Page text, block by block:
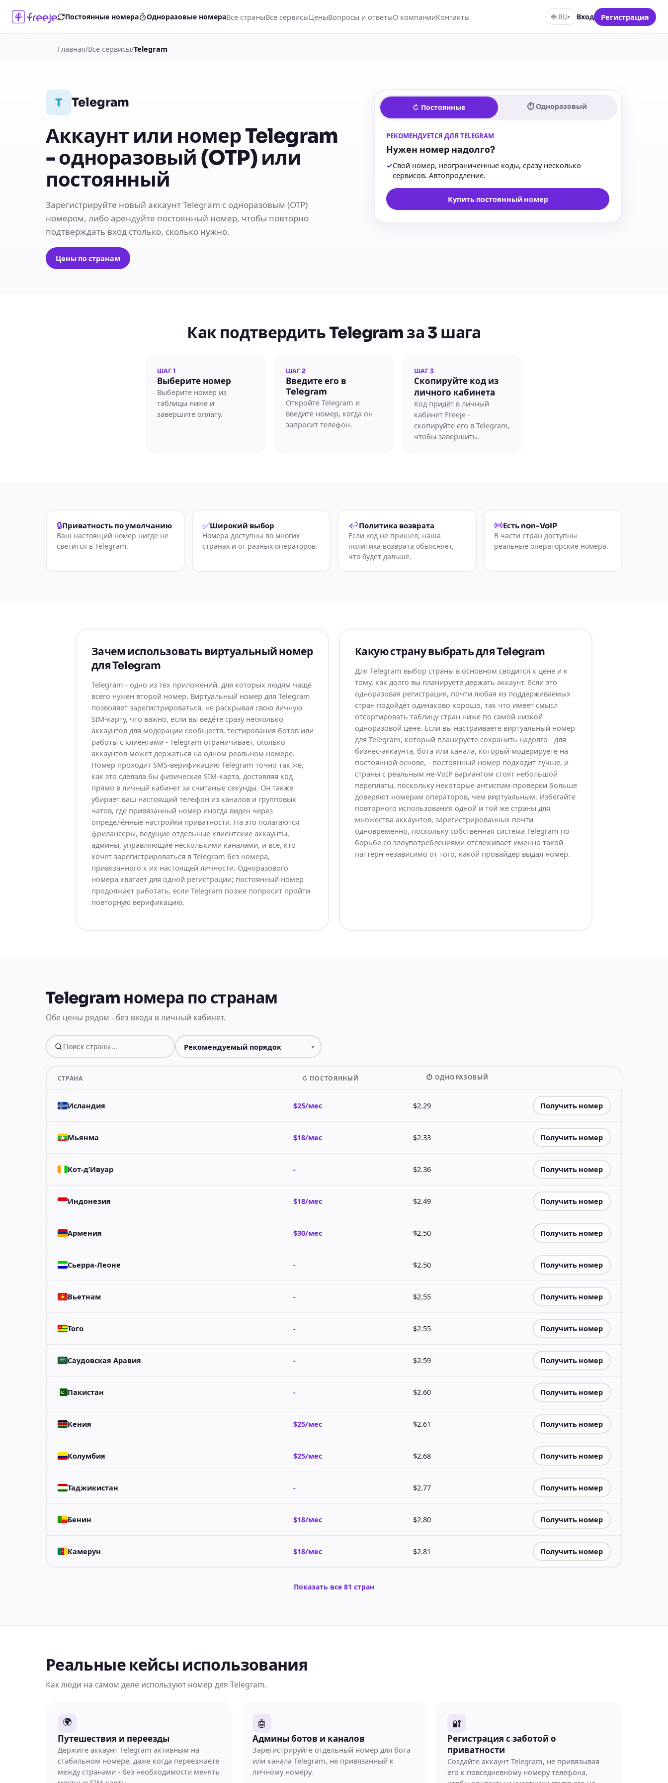
Постоянные номера Одноразовые номераВсе страныВсе сервисыЦеныВопросы и ответыО компанииКонтакты 🌐 RU▾ Вход Регистрация
Главная/Все сервисы/Telegram
T Telegram
Аккаунт или номер Telegram
- одноразовый (OTP) или
постоянный
Зарегистрируйте новый аккаунт Telegram с одноразовым (OTP)
номером, либо арендуйте постоянный номер, чтобы повторно
подтверждать вход столько, сколько нужно.
Цены по странам
↻ Постоянные ⏱ Одноразовый
РЕКОМЕНДУЕТСЯ ДЛЯ TELEGRAM
Нужен номер надолго?
✓Свой номер, неограниченные коды, сразу несколько
сервисов. Автопродление.
Купить постоянный номер
Как подтвердить Telegram за 3 шага
ШАГ 1
Выберите номер
Выберите номер из
таблицы ниже и
завершите оплату.
ШАГ 2
Введите его в
Telegram
Откройте Telegram и
введите номер, когда он
запросит телефон.
ШАГ 3
Скопируйте код из
личного кабинета
Код придёт в личный
кабинет Freeje -
скопируйте его в Telegram,
чтобы завершить.
🔒Приватность по умолчанию
Ваш настоящий номер нигде не
светится в Telegram.
✅Широкий выбор
Номера доступны во многих
странах и от разных операторов.
↩Политика возврата
Если код не пришёл, наша
политика возврата объясняет,
что будет дальше.
Есть non-VoIP
В части стран доступны
реальные операторские номера.
Зачем использовать виртуальный номер
для Telegram
Telegram - одно из тех приложений, для которых людям чаще
всего нужен второй номер. Виртуальный номер для Telegram
позволяет зарегистрироваться, не раскрывая свою личную
SIM-карту, что важно, если вы ведёте сразу несколько
аккаунтов для модерации сообществ, тестирования ботов или
работы с клиентами - Telegram ограничивает, сколько
аккаунтов может держаться на одном реальном номере.
Номер проходит SMS-верификацию Telegram точно так же,
как это сделала бы физическая SIM-карта, доставляя код
прямо в личный кабинет за считаные секунды. Он также
убирает ваш настоящий телефон из каналов и групповых
чатов, где привязанный номер иногда виден через
определённые настройки приватности. На это полагаются
фрилансеры, ведущие отдельные клиентские аккаунты,
админы, управляющие несколькими каналами, и все, кто
хочет зарегистрироваться в Telegram без номера,
привязанного к их настоящей личности. Одноразового
номера хватает для одной регистрации; постоянный номер
продолжает работать, если Telegram позже попросит пройти
повторную верификацию.
Какую страну выбрать для Telegram
Для Telegram выбор страны в основном сводится к цене и к
тому, как долго вы планируете держать аккаунт. Если это
одноразовая регистрация, почти любая из поддерживаемых
стран подойдёт одинаково хорошо, так что имеет смысл
отсортировать таблицу стран ниже по самой низкой
одноразовой цене. Если вы настраиваете виртуальный номер
для Telegram, который планируете сохранить надолго - для
бизнес-аккаунта, бота или канала, который модерируете на
постоянной основе, - постоянный номер подходит лучше, и
страны с реальным не-VoIP вариантом стоят небольшой
переплаты, поскольку некоторые антиспам-проверки больше
доверяют номерам операторов, чем виртуальным. Избегайте
повторного использования одной и той же страны для
множества аккаунтов, зарегистрированных почти
одновременно, поскольку собственная система Telegram по
борьбе со злоупотреблениями отслеживает именно такой
паттерн независимо от того, какой провайдер выдал номер.
Telegram номера по странам
Обе цены рядом - без входа в личный кабинет.
СТРАНА ↻ ПОСТОЯННЫЙ ⏱ ОДНОРАЗОВЫЙ
Исландия $25/мес $2.29 Получить номер
Мьянма $18/мес $2.33 Получить номер
Кот-д’Ивуар - $2.36 Получить номер
Индонезия $18/мес $2.49 Получить номер
Армения $30/мес $2.50 Получить номер
Сьерра-Леоне - $2.50 Получить номер
Вьетнам - $2.55 Получить номер
Того - $2.55 Получить номер
Саудовская Аравия - $2.59 Получить номер
Пакистан - $2.60 Получить номер
Кения $25/мес $2.61 Получить номер
Колумбия $25/мес $2.68 Получить номер
Таджикистан - $2.77 Получить номер
Бенин $18/мес $2.80 Получить номер
Камерун $18/мес $2.81 Получить номер
Показать все 81 стран
Реальные кейсы использования
Как люди на самом деле используют номер для Telegram.
🌍
Путешествия и переезды
Держите аккаунт Telegram активным на
стабильном номере, даже когда переезжаете
между странами - без необходимости менять
🤖
Админы ботов и каналов
Зарегистрируйте отдельный номер для бота
или канала Telegram, не привязанный к
личному номеру.
🔐
Регистрация с заботой о
приватности
Создайте аккаунт Telegram, не привязывая
его к повседневному номеру телефона,